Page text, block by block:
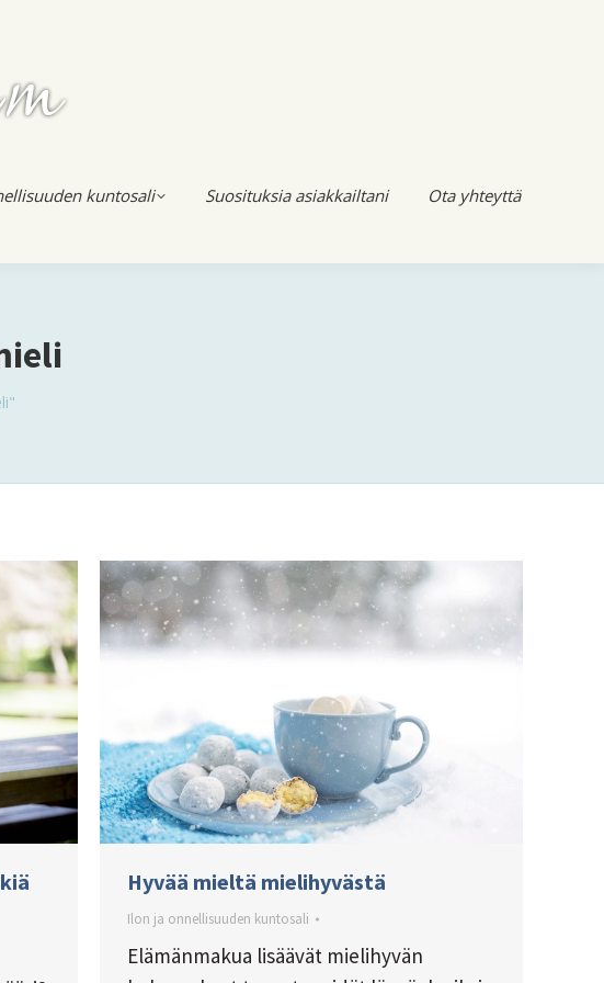
kuntosali Suosituksia asiakkailtani Ota yhteyttä
Hyvää mieltä mielihyvästä
Ilon ja onnellisuuden kuntosali
Elämänmakua lisäävät mielihyvän